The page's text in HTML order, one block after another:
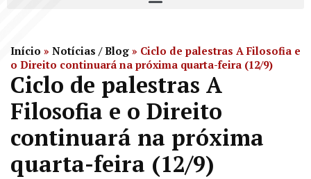
Início » Notícias / Blog » Ciclo de palestras A Filosofia e
o Direito continuará na próxima quarta-feira (12/9)
Ciclo de palestras A
Filosofia e o Direito
continuará na próxima
quarta-feira (12/9)